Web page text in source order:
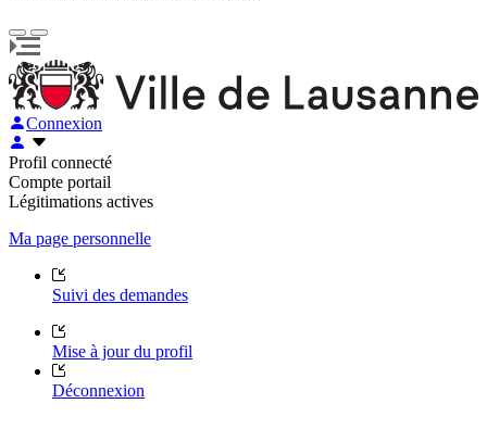
Connexion
Profil connecté
Compte portail
Légitimations actives
Ma page personnelle
Suivi des demandes
Mise à jour du profil
Déconnexion